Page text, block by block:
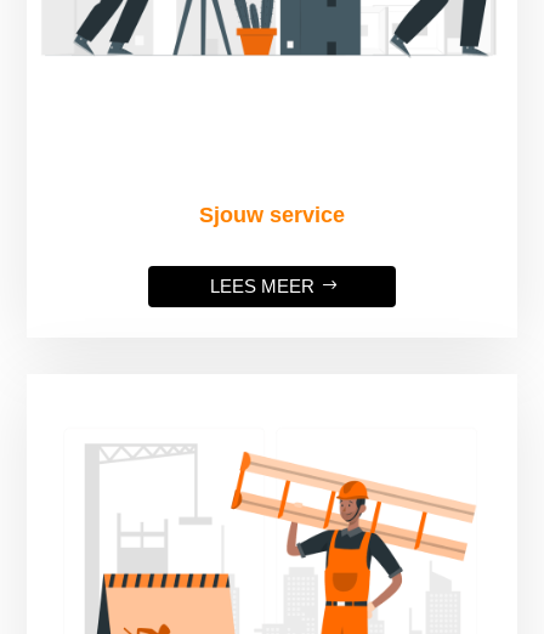
Sjouw service
LEES MEER